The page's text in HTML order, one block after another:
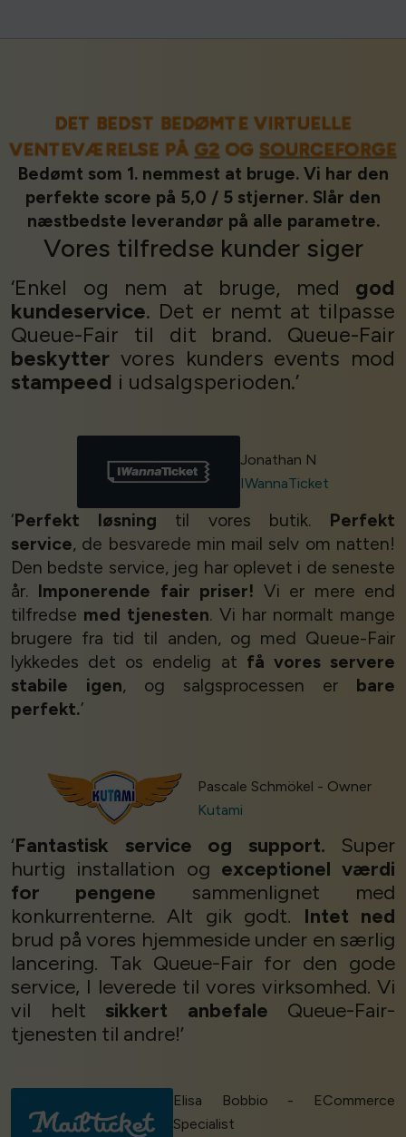
DET BEDST BEDØMTE VIRTUELLE
VENTEVÆRELSE PÅ G2OG SOURCEFORGE
Bedømt som 1. nemmest at bruge. Vi har den
perfekte score på 5,0 / 5 stjerner. Slår den
næstbedste leverandør på alle parametre.
Vores tilfredse kunder siger
‘Enkel og nem at bruge, med god
kundeservice. Det er nemt at tilpasse
Queue-Fair til dit brand. Queue-Fair
beskytter vores kunders events mod
stampeed i udsalgsperioden.’
Jonathan N
IWannaTicket
‘Perfekt løsning til vores butik. Perfekt
service, de besvarede min mail selv om natten!
Den bedste service, jeg har oplevet i de seneste
år. Imponerende fair priser! Vi er mere end
tilfredse med tjenesten. Vi har normalt mange
brugere fra tid til anden, og med Queue-Fair
lykkedes det os endelig at få vores servere
stabile igen, og salgsprocessen er bare
perfekt.’
Pascale Schmökel - Owner
Kutami
‘Fantastisk service og support. Super
hurtig installation og exceptionel værdi
for pengene sammenlignet med
konkurrenterne. Alt gik godt. Intet ned
brud på vores hjemmeside under en særlig
lancering. Tak Queue-Fair for den gode
service, I leverede til vores virksomhed. Vi
vil helt sikkert anbefale Queue-Fair-
tjenesten til andre!’
Elisa Bobbio - ECommerce
Specialist